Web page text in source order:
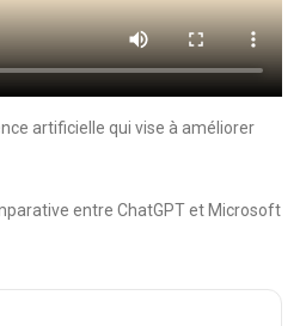
artificielle qui vise à améliorer
entre ChatGPT et Microsoft